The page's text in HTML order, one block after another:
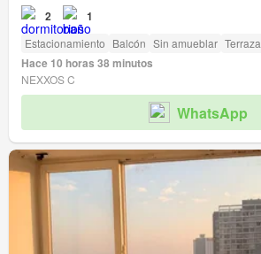
2 1
Estacionamiento Balcón Sin amueblar Terraza
Hace 10 horas 38 minutos
NEXXOS C
WhatsApp